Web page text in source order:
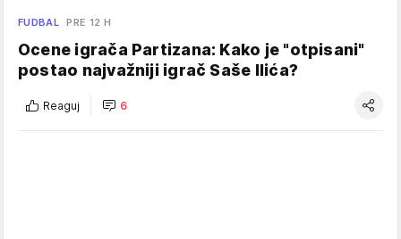
FUDBAL PRE 12 H
Ocene igrača Partizana: Kako je "otpisani"
postao najvažniji igrač Saše Ilića?
Reaguj 6